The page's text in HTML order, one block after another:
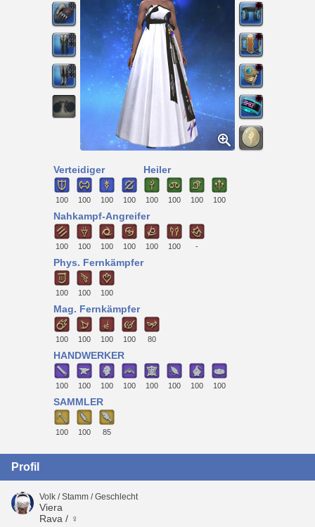
Verteidiger
100 100 100 100
Heiler
100 100 100 100
Nahkampf-Angreifer
100 100 100 100 100 100 -
Phys. Fernkämpfer
100 100 100
Mag. Fernkämpfer
100 100 100 100 80
HANDWERKER
100 100 100 100 100 100 100 100
SAMMLER
100 100 85
Profil
Volk / Stamm / Geschlecht
Viera
Rava / ♀